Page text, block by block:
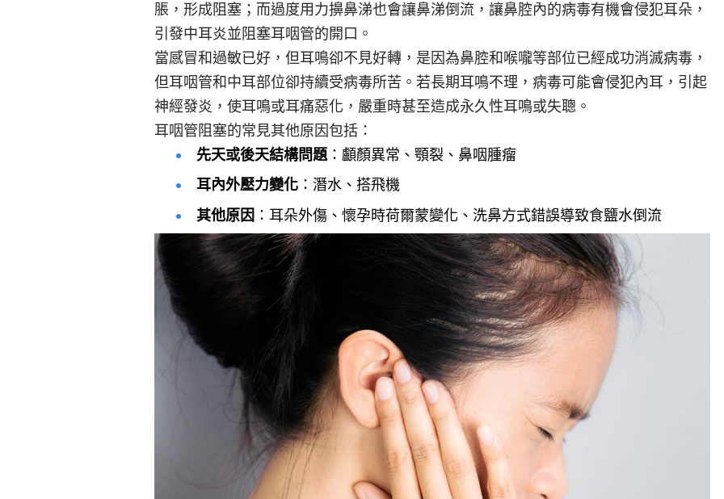
脹，形成阻塞；而過度用力擤鼻涕也會讓鼻涕倒流，讓鼻腔內的病毒有機會侵犯耳朵，
引發中耳炎並阻塞耳咽管的開口。
當感冒和過敏已好，但耳鳴卻不見好轉，是因為鼻腔和喉嚨等部位已經成功消滅病毒，
但耳咽管和中耳部位卻持續受病毒所苦。若長期耳鳴不理，病毒可能會侵犯內耳，引起
神經發炎，使耳鳴或耳痛惡化，嚴重時甚至造成永久性耳鳴或失聰。
耳咽管阻塞的常見其他原因包括：
先天或後天結構問題 ：顱顏異常、顎裂、鼻咽腫瘤
耳內外壓力變化 ：潛水、搭飛機
其他原因 ：耳朵外傷、懷孕時荷爾蒙變化、洗鼻方式錯誤導致食鹽水倒流